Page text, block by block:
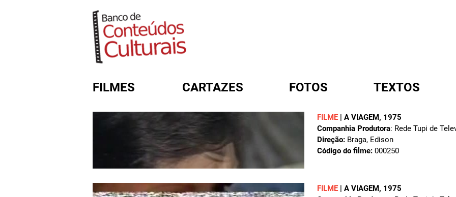
FILMES CARTAZES FOTOS TEXTOS
FILME | A VIAGEM, 1975
Companhia Produtora: Rede Tupi de
Direção: Braga, Edison
Código do filme: 000250
FILME | A VIAGEM, 1975
FORMULÁRIO DE BUSCA